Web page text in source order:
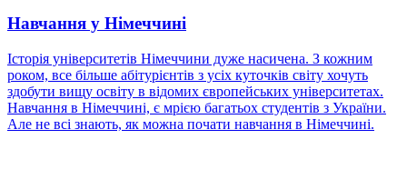
Навчання у Німеччині
Історія університетів Німеччини дуже насичена. З кожним
роком, все більше абітурієнтів з усіх куточків світу хочуть
здобути вищу освіту в відомих європейських університетах.
Навчання в Німеччині, є мрією багатьох студентів з України.
Але не всі знають, як можна почати навчання в Німеччині.